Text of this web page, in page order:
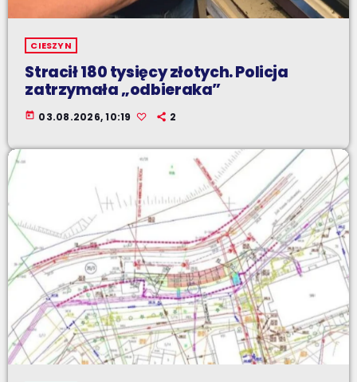
CIESZYN
Stracił 180 tysięcy złotych. Policja
zatrzymała „odbieraka”
today 03.08.2026, 10:19 2